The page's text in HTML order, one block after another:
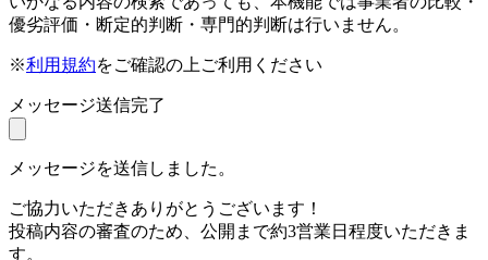
優劣評価・断定的判断・専門的判断は行いません。
※利用規約をご確認の上ご利用ください
メッセージ送信完了
メッセージを送信しました。
ご協力いただきありがとうございます！
投稿内容の審査のため、公開まで約3営業日程度いただきま
す。